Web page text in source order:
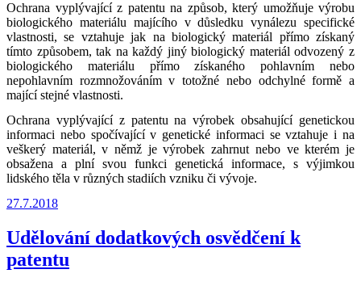
Ochrana vyplývající z patentu na způsob, který umožňuje výrobu
biologického materiálu majícího v důsledku vynálezu specifické
vlastnosti, se vztahuje jak na biologický materiál přímo získaný
tímto způsobem, tak na každý jiný biologický materiál odvozený z
biologického materiálu přímo získaného pohlavním nebo
nepohlavním rozmnožováním v totožné nebo odchylné formě a
mající stejné vlastnosti.
Ochrana vyplývající z patentu na výrobek obsahující genetickou
informaci nebo spočívající v genetické informaci se vztahuje i na
veškerý materiál, v němž je výrobek zahrnut nebo ve kterém je
obsažena a plní svou funkci genetická informace, s výjimkou
lidského těla v různých stadiích vzniku či vývoje.
Publikováno
27.7.2018
Udělování dodatkových osvědčení k
patentu